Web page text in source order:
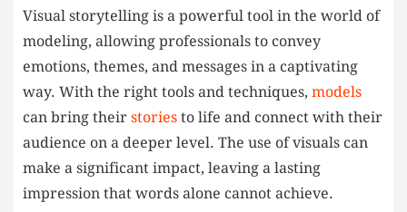
Visual storytelling is‍ a powerful tool in the world of
modeling, allowing professionals to convey
emotions, themes, and messages in a captivating
way. With the right tools and techniques, ⁤ models
can bring their stories to life and ‌connect with their
audience on a deeper level. ⁢The use of visuals can
make a significant ​impact, leaving a lasting
impression that‌ words alone cannot achieve.